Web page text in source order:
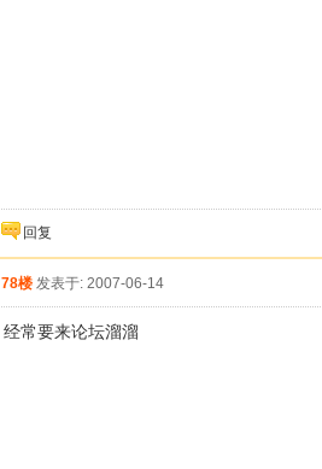
回复
78楼 发表于: 2007-06-14
经常要来论坛溜溜